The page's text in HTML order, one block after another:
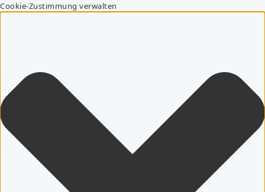
Cookie-Zustimmung verwalten